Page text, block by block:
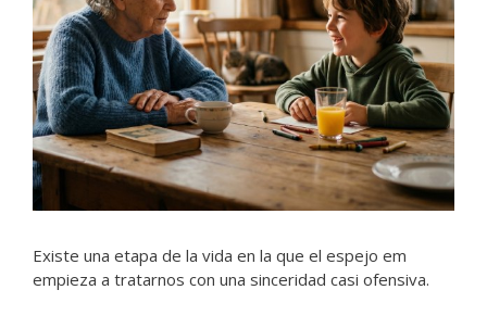
Existe una etapa de la vida en la que el espejo em
empieza a tratarnos con una sinceridad casi ofensiva.